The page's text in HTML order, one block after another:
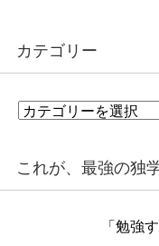
カテゴリー
カ
リ
これが、最強の独
「勉強